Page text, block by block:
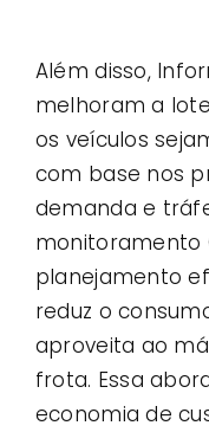
Além disso,
melhoram a
os veículos
com base nos
demanda e
monitoramento
planejamento
reduz o
aproveita ao
frota. Essa
economia de